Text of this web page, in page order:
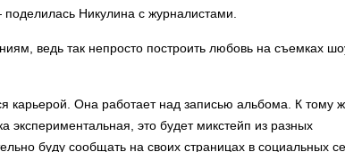
Никулина с журналистами.
ведь так непросто построить любовь на съемках
карьерой. Она работает над записью альбома. К тому
экспериментальная, это будет микстейп из разных
буду сообщать на своих страницах в социальных